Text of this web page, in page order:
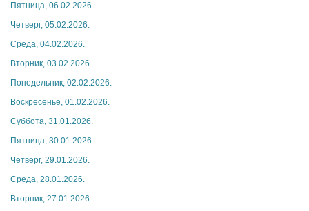
Пятница, 06.02.2026.
Четверг, 05.02.2026.
Среда, 04.02.2026.
Вторник, 03.02.2026.
Понедельник, 02.02.2026.
Воскресенье, 01.02.2026.
Суббота, 31.01.2026.
Пятница, 30.01.2026.
Четверг, 29.01.2026.
Среда, 28.01.2026.
Вторник, 27.01.2026.